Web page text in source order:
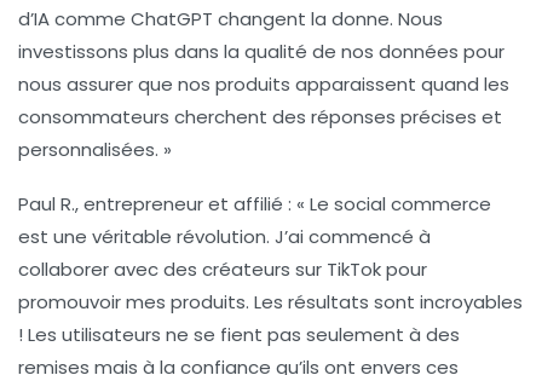
d’IA comme ChatGPT changent la donne. Nous
investissons plus dans la qualité de nos données pour
nous assurer que nos produits apparaissent quand les
consommateurs cherchent des réponses précises et
personnalisées. »
Paul R., entrepreneur et affilié : « Le social commerce
est une véritable révolution. J’ai commencé à
collaborer avec des créateurs sur TikTok pour
promouvoir mes produits. Les résultats sont incroyables
! Les utilisateurs ne se fient pas seulement à des
remises mais à la confiance qu’ils ont envers ces